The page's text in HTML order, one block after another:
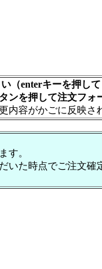
（enterキーを押して
を押して注文フォ
内容がかごに反映さ
す。
いた時点でご注文確